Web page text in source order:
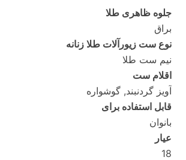
جلوه ظاهری طلا
براق
نوع ست زیورآلات طلا زنانه
نیم ست طلا
اقلام ست
آویز گردنبند, گوشواره
قابل استفاده برای
بانوان
عیار
18